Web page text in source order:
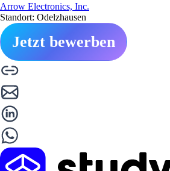
Arrow Electronics, Inc.
Standort: Odelzhausen
Jetzt bewerben